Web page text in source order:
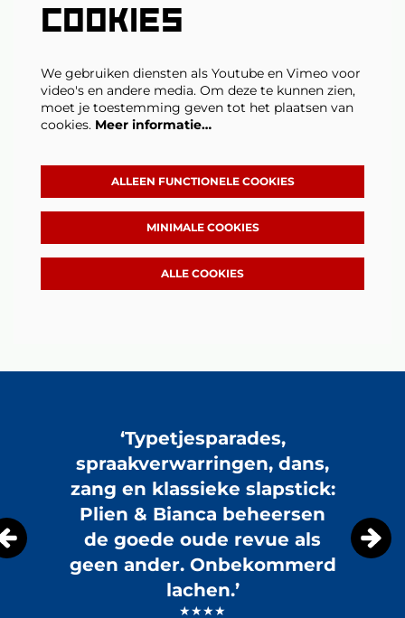
COOKIES
We gebruiken diensten als Youtube en Vimeo voor
video's en andere media. Om deze te kunnen zien,
moet je toestemming geven tot het plaatsen van
cookies. Meer informatie…
ALLEEN FUNCTIONELE COOKIES
MINIMALE COOKIES
ALLE COOKIES
‘Typetjesparades,
spraakverwarringen, dans,
zang en klassieke slapstick:
Plien & Bianca beheersen
de goede oude revue als
geen ander. Onbekommerd
lachen.’
★★★★
Inzoomen